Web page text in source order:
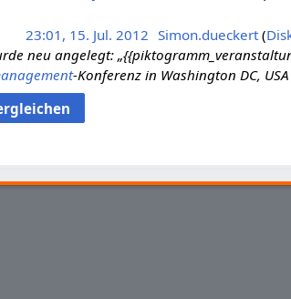
23:01, 15. Jul. 2012 Simon.dueckert
neu angelegt:
-Konferenz in Washington DC,